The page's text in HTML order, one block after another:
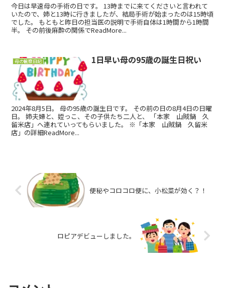
今日は早速母の手術の日です。 13時までに来てくださいと言われて
いたので、姉と13時に行きましたが、結局手術が始まったのは15時頃
でした。 もともと昨日の担当医の説明で手術自体は1時間から1時間
半。 その前後麻酔の関係でReadMore...
母の観察日記 1日早い母の95歳の誕生日祝い
2024年8月5日。 母の95歳の誕生日です。 その前の日の8月4日の日曜
日。 姉夫婦と、姪っこ、その子供たち二人と、 「本家 山賊鍋 久
留米店」へ連れていってもらいました。 ※「本家 山賊鍋 久留米
店」の詳細ReadMore...
便秘やコロコロ便に、小松菜が効く？！
ロピアデビューしました。